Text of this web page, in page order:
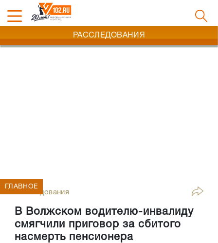
РАССЛЕДОВАНИЯ
Расследования
В Волжском водителю-инвалиду
смягчили приговор за сбитого
насмерть пенсионера
ГЛАВНОЕ